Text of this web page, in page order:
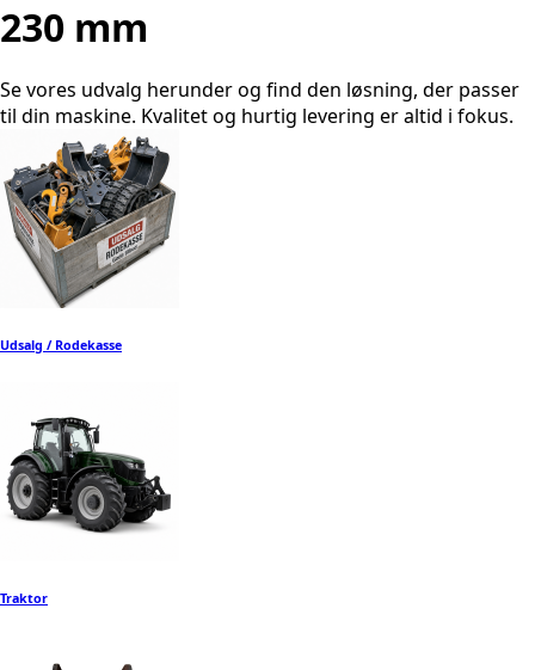
230 mm
Se vores udvalg herunder og find den løsning, der passer
til din maskine. Kvalitet og hurtig levering er altid i fokus.
Udsalg / Rodekasse
Traktor